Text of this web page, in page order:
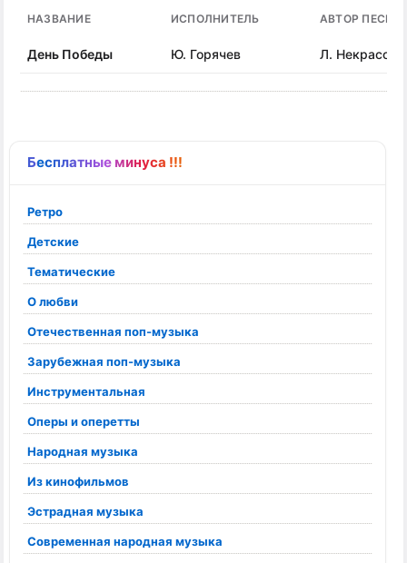
Бесплатные минуса !!!
Ретро
Детские
Тематические
О любви
Отечественная поп-музыка
Зарубежная поп-музыка
Инструментальная
Оперы и оперетты
Народная музыка
Из кинофильмов
Эстрадная музыка
Современная народная музыка
НАЗВАНИЕ ИСПОЛНИТЕЛЬ АВТОР ПЕСНИ
День Победы Ю. Горячев Л. Некрасова